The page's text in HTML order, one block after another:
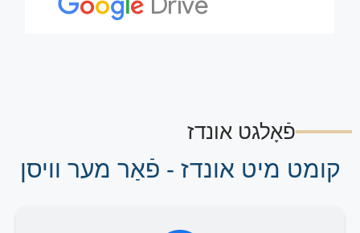
פֿאָלגט אונדז
קומט מיט אונדז - פֿאַר מער וויסן